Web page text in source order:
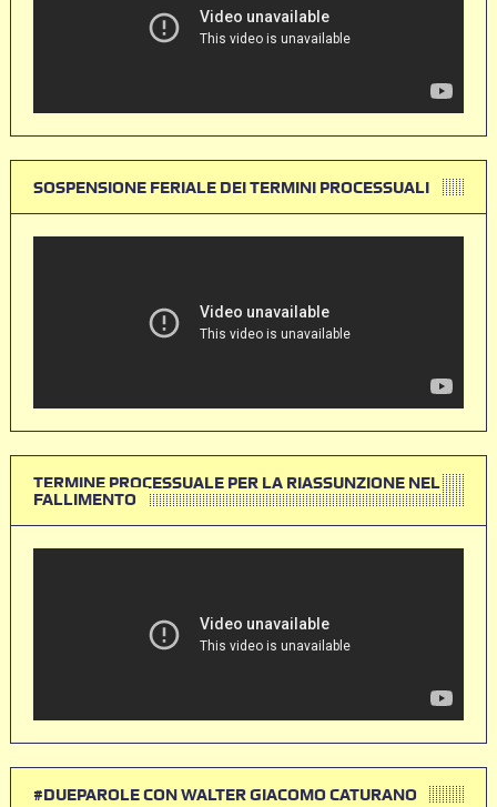
SOSPENSIONE FERIALE DEI TERMINI PROCESSUALI
TERMINE PROCESSUALE PER LA RIASSUNZIONE NEL
FALLIMENTO
#DUEPAROLE CON WALTER GIACOMO CATURANO